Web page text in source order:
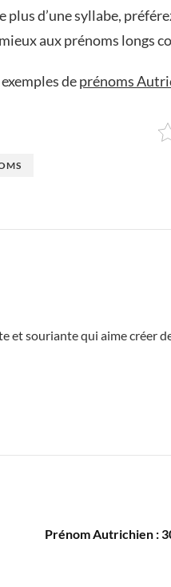
d’une syllabe,
aux prénoms longs
deprénoms
et souriante qui aime créer
Prénom Autrichien :